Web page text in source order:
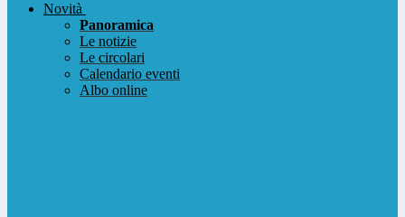
Novità
Panoramica
Le notizie
Le circolari
Calendario eventi
Albo online